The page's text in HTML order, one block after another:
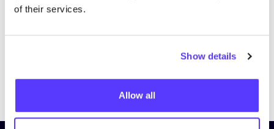
of their services.
Show details
Allow all
PreviousNext